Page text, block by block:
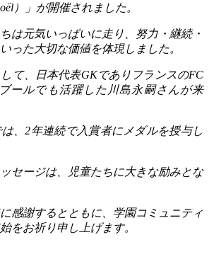
）」が開催されました。
は元気いっぱいに走り、努力・継続・
った大切な価値を体現しました。
て、日本代表GKでありフランスのFC
ールでも活躍した川島永嗣さんが来
、2年連続で入賞者にメダルを授与し
セージは、児童たちに大きな励みとな
感謝するとともに、学園コミュニティ
をお祈り申し上げます。